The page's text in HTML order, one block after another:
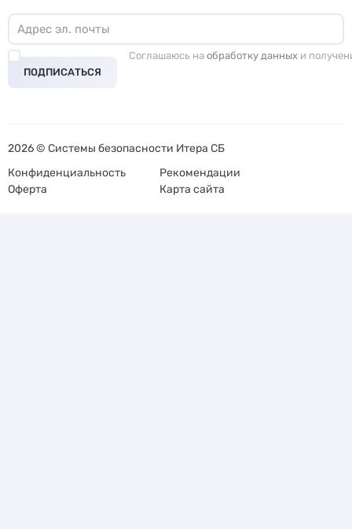
ПОДПИСАТЬСЯ
Соглашаюсь на обработку данных и
2026 © Системы безопасности Итера СБ
Конфиденциальность
Рекомендации
Оферта
Карта сайта